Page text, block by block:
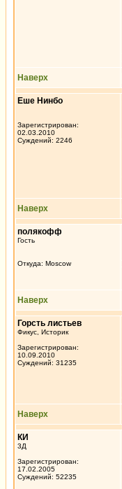
Наверх
Еше Нинбо
Зарегистрирован:
02.03.2010
Суждений: 2246
Наверх
полякофф
Гость
Откуда: Moscow
Наверх
Горсть листьев
Фикус, Историк
Зарегистрирован:
10.09.2010
Суждений: 31235
Наверх
КИ
3Д
Зарегистрирован:
17.02.2005
Суждений: 52235